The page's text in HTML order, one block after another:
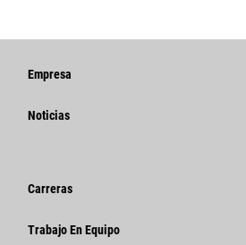
Empresa
Estrategia
Código De Conducta
Noticias
Comunicados De Prensa Corporativos
Carreras
¿Por Qué Caterpillar?
Trabajo En Equipo